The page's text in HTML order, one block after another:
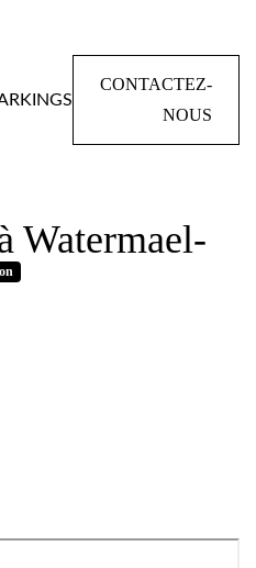
CONTACTEZ-
NOUS
Watermael-